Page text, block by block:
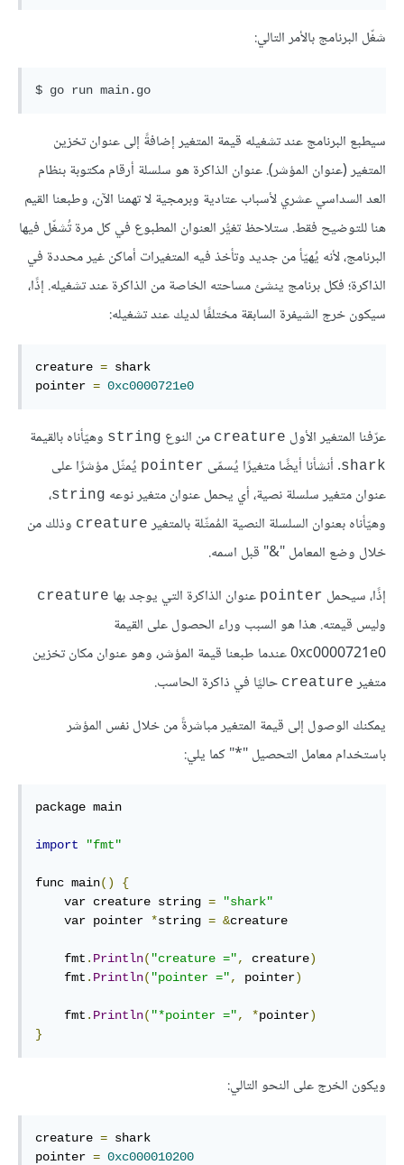
شغّل البرنامج بالأمر التالي:
سيطبع البرنامج عند تشغيله قيمة المتغير إضافةً إلى عنوان تخزين
المتغير (عنوان المؤشر). عنوان الذاكرة هو سلسلة أرقام مكتوبة بنظام
العد السداسي عشري لأسباب عتادية وبرمجية لا تهمنا الآن، وطبعنا القيم
هنا للتوضيح فقط. ستلاحظ تغيُّر العنوان المطبوع في كل مرة تُشغّل فيها
البرنامج، لأنه يُهيّأ من جديد وتأخذ فيه المتغيرات أماكن غير محددة في
الذاكرة؛ فكل برنامج ينشئ مساحته الخاصة من الذاكرة عند تشغيله. إذًا،
سيكون خرج الشيفرة السابقة مختلفًا لديك عند تشغيله:
creature = shark
pointer = 0xc0000721e0
عرّفنا المتغير الأول creature من النوع string وهيّأناه بالقيمة
shark. أنشأنا أيضًا متغيرًا يُسمّى pointer يُمثّل مؤشرًا على
عنوان متغير سلسلة نصية، أي يحمل عنوان متغير نوعه string،
وهيّأناه بعنوان السلسلة النصية المُمثّلة بالمتغير creature وذلك من
خلال وضع المعامل "&" قبل اسمه.
إذًا، سيحمل pointer عنوان الذاكرة التي يوجد بها creature
وليس قيمته. هذا هو السبب وراء الحصول على القيمة
0xc0000721e0 عندما طبعنا قيمة المؤشر، وهو عنوان مكان تخزين
متغير creature حاليًا في ذاكرة الحاسب.
يمكنك الوصول إلى قيمة المتغير مباشرةً من خلال نفس المؤشر
باستخدام معامل التحصيل "*" كما يلي:
package main
import "fmt"
func main()
{
    var creature string
=
"shark"
    var pointer
*string = &creature
    fmt
. Println( "creature =", creature)
    fmt
. Println( "pointer =", pointer)
    fmt
. Println( "*pointer =", *pointer)
}
ويكون الخرج على النحو التالي:
creature = shark
pointer = 0xc000010200